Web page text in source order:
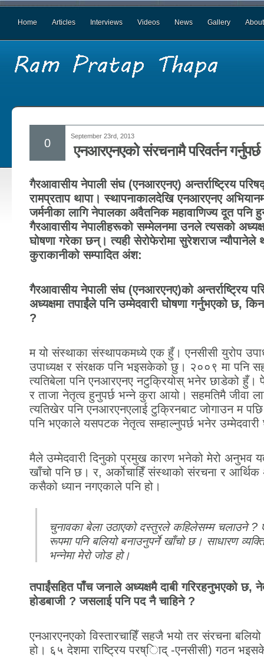
Home Articles Interviews Videos News Gallery About
September 23rd, 2013
एनआरएनएको संरचनामै परिवर्तन गर्नुपर्छ
0
गैरआवासीय नेपाली संघ (एनआरएनए) अन्तर्राष्ट्रिय
रामप्रताप थापा। स्थापनाकालदेखि एनआरएनए
जर्मनीका लागि नेपालका अवैतनिक महावाणिज्य दूत पनि
गैरआवासीय नेपालीहरूको सम्मेलनमा उनले त्यसको
घोषणा गरेका छन्। त्यही सेरोफेरोमा सुरेशराज न्यौपानेले
कुराकानीको सम्पादित अंश:
गैरआवासीय नेपाली संघ (एनआरएनए)को अन्तर्राष्ट्रिय
अध्यक्षमा तपाईंले पनि उम्मेदवारी घोषणा गर्नुभएको छ,
?
म यो संस्थाका संस्थापकमध्ये एक हुँ। एनसीसी युरोप
उपाध्यक्ष र संरक्षक पनि भइसकेको छु। २००९ मा पनि
त्यतिबेला पनि एनआरएनए नटुक्रियोस् भनेर छाडेको हुँ।
र ताजा नेतृत्व हुनुपर्छ भन्ने कुरा आयो। सहमतिमै जीवा
त्यतिखेर पनि एनआरएनएलाई टुक्रिनबाट जोगाउन म
पनि भएकाले यसपटक नेतृत्व सम्हाल्नुपर्छ भनेर
मैले उम्मेदवारी दिनुको प्रमुख कारण भनेको मेरो अनुभव
खाँचो पनि छ। र, अर्कोचाहिँ संस्थाको संरचना र आर्थिक
कसैको ध्यान नगएकाले पनि हो।
चुनावका बेला उठाएको दस्तुरले कहिलेसम्म चलाउने ?
रूपमा पनि बलियो बनाउनुपर्ने खाँचो छ। साधारण
भन्नेमा मेरो जोड हो।
तपाईंसहित पाँच जनाले अध्यक्षमै दाबी गरिरहनुभएको छ,
होडबाजी ? जसलाई पनि पद नै चाहिने ?
एनआरएनएको विस्तारचाहिँ सहजै भयो तर संरचना बलियो
हो। ६५ देशमा राष्ट्रिय परष्िाद् -एनसीसी) गठन